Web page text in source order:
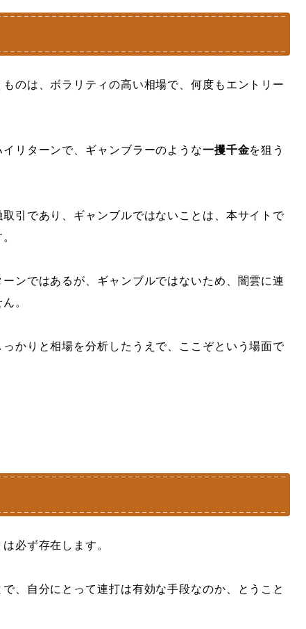
のは、ボラリティの高い相場で、何度もエントリー
リターンで、ギャンブラーのような一攫千金を狙う
引であり、ギャンブルではないことは、本サイトで
ンではあるが、ギャンブルではないため、闇雲に連
。
かりと相場を分析したうえで、ここぞという場面で
必ず存在します。
、自分にとって連打は有効な手段なのか、とうこと